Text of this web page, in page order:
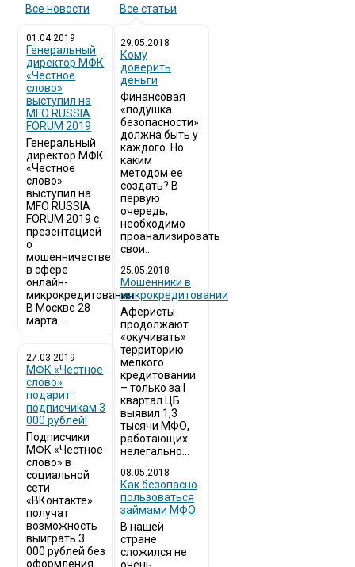
Все новости
01.04.2019
Генеральный
директор МФК
«Честное
слово»
выступил на
MFO RUSSIA
FORUM 2019
Генеральный
директор МФК
«Честное
слово»
выступил на
MFO RUSSIA
FORUM 2019 с
презентацией
о
мошенничестве
в сфере
онлайн-
микрокредитования
В Москве 28
марта...
27.03.2019
МФК «Честное
слово»
подарит
подписчикам 3
000 рублей!
Подписчики
МФК «Честное
слово» в
социальной
сети
«ВКонтакте»
получат
возможность
выиграть 3
000 рублей без
оформления
Все статьи
29.05.2018
Кому
доверить
деньги
Финансовая
«подушка
безопасности»
должна быть у
каждого. Но
каким
методом ее
создать? В
первую
очередь,
необходимо
проанализировать
свои...
25.05.2018
Мошенники в
микрокредитовании
Аферисты
продолжают
«окучивать»
территорию
мелкого
кредитовании
– только за I
квартал ЦБ
выявил 1,3
тысячи МФО,
работающих
нелегально...
08.05.2018
Как безопасно
пользоваться
займами МФО
В нашей
стране
сложился не